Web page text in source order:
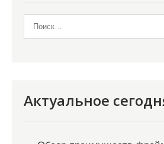
Актуальное